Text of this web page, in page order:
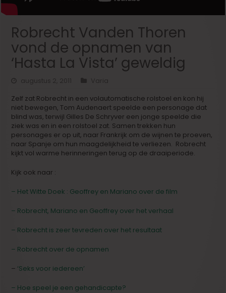
Robrecht Vanden Thoren
vond de opnamen van
‘Hasta La Vista’ geweldig
augustus 2, 2011
Varia
Zelf zat Robrecht in een volautomatische rolstoel en kon hij
niet bewegen, Tom Audenaert speelde een personage dat
blind was, terwijl Gilles De Schryver een jonge speelde die
ziek was en in een rolstoel zat. Samen trekken hun
personages er op uit, naar Frankrijk om de wijnen te proeven,
naar Spanje om hun maagdelijkheid te verliezen. Robrecht
kijkt vol warme herinneringen terug op de draaiperiode.
Kijk ook naar :
– Het Witte Doek : Geoffrey en Mariano over de film
– Robrecht, Mariano en Geoffrey over het verhaal
– Robrecht is zeer tevreden over het resultaat
– Robrecht over de opnamen
– ‘Seks voor iedereen’
– Hoe speel je een gehandicapte?